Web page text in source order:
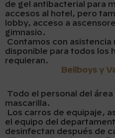
de gel antibacterial para
accesos al hotel, pero
lobby, acceso a
gimnasio.
Contamos con asistencia
disponible para todos los
requieran.
Bellboys y
Todo el personal del
mascarilla.
Los carros de equipaje,
el equipo del
desinfectan después de